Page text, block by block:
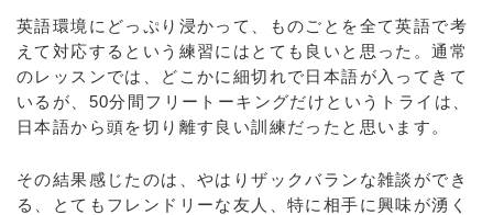
英語環境にどっぷり浸かって、ものごとを全て英語で考
えて対応するという練習にはとても良いと思った。通常
のレッスンでは、どこかに細切れで日本語が入ってきて
いるが、50分間フリートーキングだけというトライは、
日本語から頭を切り離す良い訓練だったと思います。
その結果感じたのは、やはりザックバランな雑談ができ
る、とてもフレンドリーな友人、特に相手に興味が湧く